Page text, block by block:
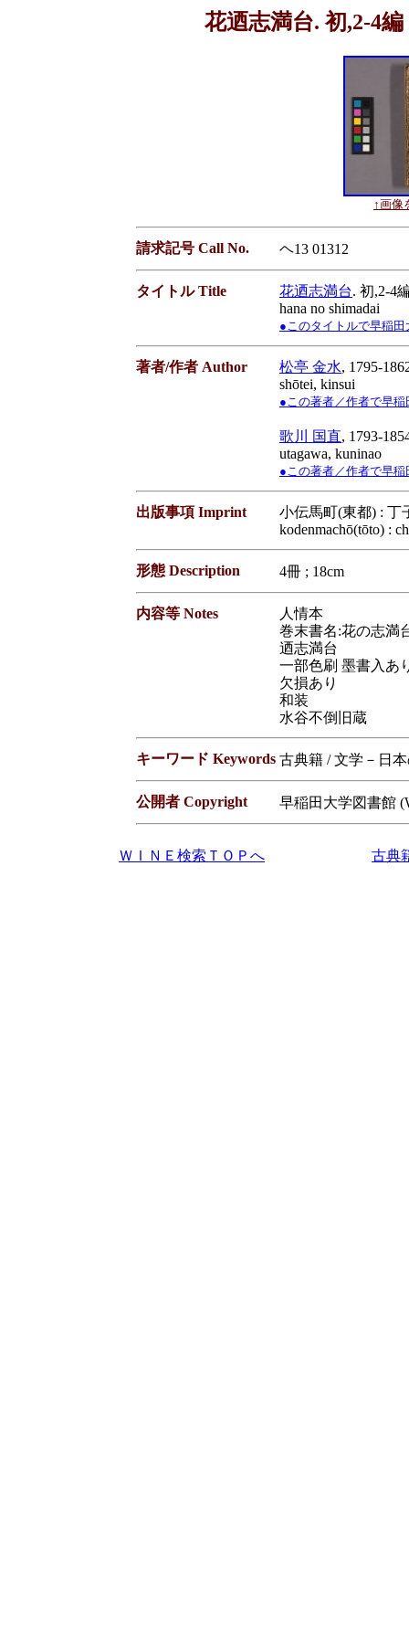
花迺志満台. 初,2-4
↑画像
請求記号 Call No. ヘ13 01312
タイトル Title 花迺志満台. 初,2-4
hana no shimadai
●このタイトルで早稲田
著者/作者 Author 松亭 金水, 1795-
shōtei, kinsui
●この著者／作者で早稲
歌川 国直, 1793-
utagawa, kuninao
●この著者／作者で早稲
出版事項 Imprint
小伝馬町(東都) : 丁
kodenmachō(tōto) :
形態 Description 4冊 ; 18cm
内容等 Notes
人情本
巻末書名:花の志満
迺志満台
一部色刷 墨書入あ
欠損あり
和装
水谷不倒旧蔵
キーワード Keywords 古典籍 / 文学－日
公開者 Copyright 早稲田大学図書館
ＷＩＮＥ検索ＴＯＰへ 古典